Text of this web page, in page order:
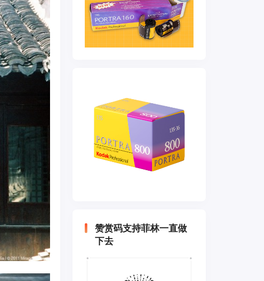
赞赏码支持菲林一直做
下去